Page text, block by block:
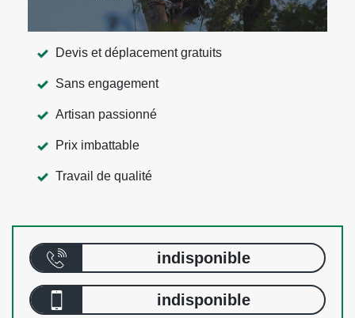
Devis et déplacement gratuits
Sans engagement
Artisan passionné
Prix imbattable
Travail de qualité
indisponible
indisponible